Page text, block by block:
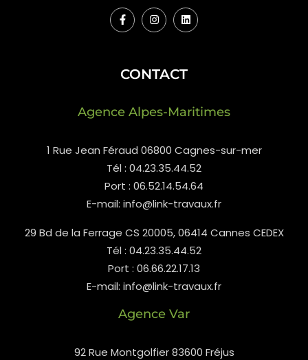
CONTACT
Agence Alpes-Maritimes
1 Rue Jean Féraud 06800 Cagnes-sur-mer
Tél : 04.23.35.44.52
Port : 06.52.14.54.64
E-mail: info@link-travaux.fr
29 Bd de la Ferrage CS 20005, 06414 Cannes CEDEX
Tél : 04.23.35.44.52
Port : 06.66.22.17.13
E-mail: info@link-travaux.fr
Agence Var
92 Rue Montgolfier 83600 Fréjus